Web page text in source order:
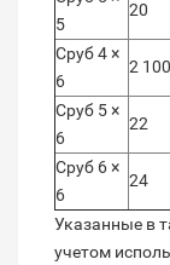
5
20
Сруб 4 ×
6
2 100
Сруб 5 ×
6
22
Сруб 6 ×
6
24
Указанные в
учетом